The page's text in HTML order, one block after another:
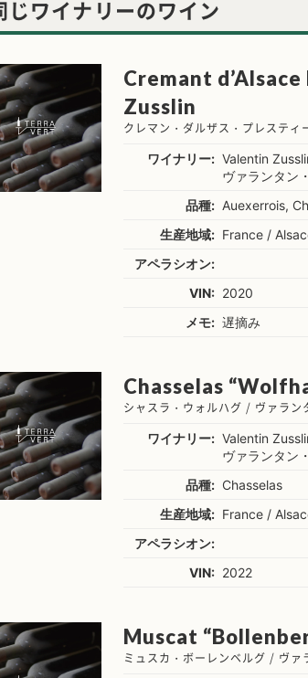
じワイナリーのワイン
Cremant
Zusslin
クレマン・ダルザス・プレステ
ワイナリー: Valentin
ヴァランタン
品種: Auexerrois,
生産地域: France /
アペラシオン:
VIN: 2020
メモ: 遅摘み
Chasselas
シャスラ・ウォルハグ / ヴァラン
ワイナリー: Valentin
ヴァランタン
品種: Chasselas
生産地域: France /
アペラシオン:
VIN: 2022
Muscat
ミュスカ・ボーレンベルグ / ヴァ